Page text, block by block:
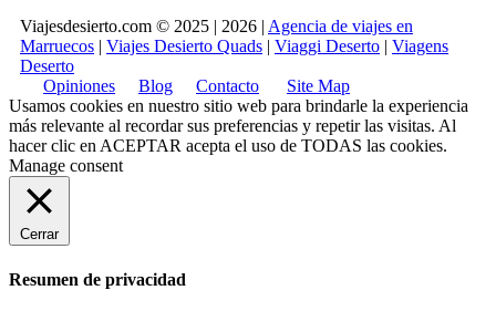
Viajesdesierto.com © 2025 | 2026 | Agencia de viajes en
Marruecos | Viajes Desierto Quads | Viaggi Deserto | Viagens
Deserto
Opiniones
Blog Contacto
Site Map
Usamos cookies en nuestro sitio web para brindarle la experiencia
más relevante al recordar sus preferencias y repetir las visitas. Al
hacer clic en ACEPTAR acepta el uso de TODAS las cookies.
Manage consent
Cerrar
Resumen de privacidad